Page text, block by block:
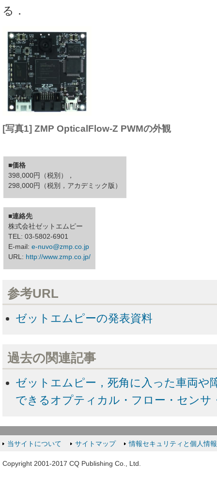
る．
[写真1] ZMP OpticalFlow-Z PWMの外観
■価格
398,000円（税別），
298,000円（税別，アカデミック版）
■連絡先
株式会社ゼットエムピー
TEL: 03-5802-6901
E-mail: e-nuvo@zmp.co.jp
URL: http://www.zmp.co.jp/
参考URL
ゼットエムピーの発表資料
過去の関連記事
ゼットエムピー，死角に入った車両や
できるオプティカル・フロー・センサ
当サイトについて サイトマップ 情報セキュリティと個人情
Copyright 2001-2017 CQ Publishing Co., Ltd.